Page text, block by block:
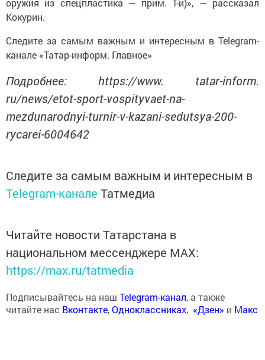
оружия из спецпластика — прим. Т-и)», — рассказал
Кокурин.
Следите за самым важным и интересным в Telegram-
канале «Татар-информ. Главное»
Подробнее: https://www. tatar-inform.
ru/news/etot-sport-vospityvaet-na-
mezdunarodnyi-turnir-v-kazani-sedutsya-200-
rycarei-6004642
Следите за самым важным и интересным в
Telegram-канале Татмедиа
Читайте новости Татарстана в
национальном мессенджере MАХ:
https://max.ru/tatmedia
Подписывайтесь на наш Telegram-канал, а также
читайте нас Вконтакте,Одноклассниках, «Дзен» и Макс